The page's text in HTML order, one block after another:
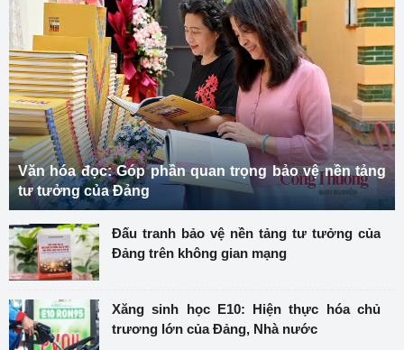
Văn hóa đọc: Góp phần quan trọng bảo vệ nền tảng
tư tưởng của Đảng
Đấu tranh bảo vệ nền tảng tư tưởng của
Đảng trên không gian mạng
Xăng sinh học E10: Hiện thực hóa chủ
trương lớn của Đảng, Nhà nước